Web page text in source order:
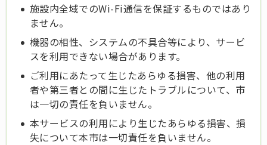
施設内全域でのWi-Fi通信を保証するものではあり
ません。
機器の相性、システムの不具合等により、サービ
スを利用できない場合があります。
ご利用にあたって生じたあらゆる損害、他の利用
者や第三者との間に生じたトラブルについて、市
は一切の責任を負いません。
本サービスの利用により生じたあらゆる損害、損
失について本市は一切責任を負いません。